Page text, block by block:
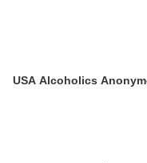
USA Alcoholics